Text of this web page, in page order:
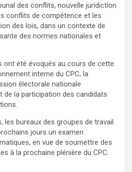
des conflits, nouvelle juridiction
conflits de compétence et les
des lois, dans un contexte de
des normes nationales et
ont été évoqués au cours de cette
interne du CPC, la
électorale nationale
de la participation des candidats
les bureaux des groupes de travail
jours un examen
en vue de soumettre des
à la prochaine plénière du CPC.